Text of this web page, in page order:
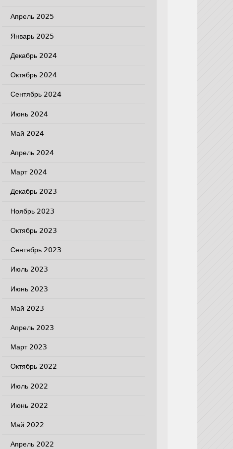
Апрель 2025
Январь 2025
Декабрь 2024
Октябрь 2024
Сентябрь 2024
Июнь 2024
Май 2024
Апрель 2024
Март 2024
Декабрь 2023
Ноябрь 2023
Октябрь 2023
Сентябрь 2023
Июль 2023
Июнь 2023
Май 2023
Апрель 2023
Март 2023
Октябрь 2022
Июль 2022
Июнь 2022
Май 2022
Апрель 2022